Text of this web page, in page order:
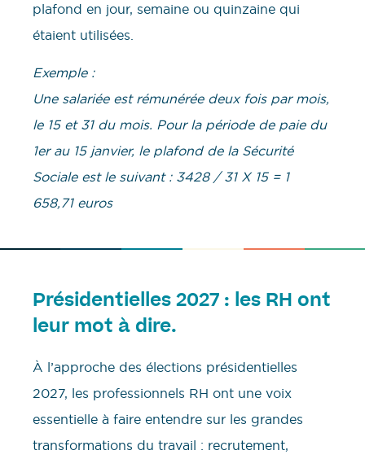
plafond en jour, semaine ou quinzaine qui
étaient utilisées.
Exemple :
Une salariée est rémunérée deux fois par mois,
le 15 et 31 du mois. Pour la période de paie du
1er au 15 janvier, le plafond de la Sécurité
Sociale est le suivant : 3428 / 31 X 15 = 1
658,71 euros
Présidentielles 2027 : les RH ont
leur mot à dire.
À l’approche des élections présidentielles
2027, les professionnels RH ont une voix
essentielle à faire entendre sur les grandes
transformations du travail : recrutement,